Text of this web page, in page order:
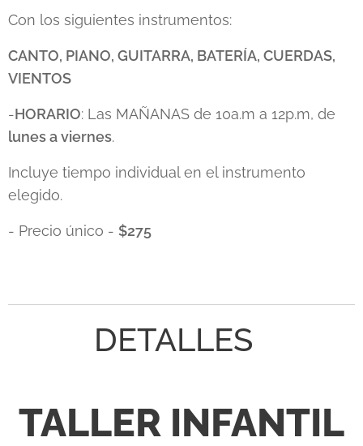
Con los siguientes instrumentos:
CANTO, PIANO, GUITARRA, BATERÍA, CUERDAS,
VIENTOS
-HORARIO: Las MAÑANAS de 10a.m a 12p.m, de
lunes a viernes.
Incluye tiempo individual en el instrumento
elegido.
- Precio único - $275
DETALLES
TALLER INFANTIL